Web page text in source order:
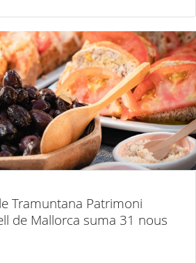
Tramuntana Patrimoni
de Mallorca suma 31 nous